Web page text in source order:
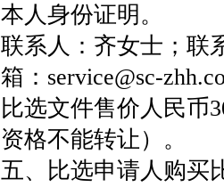
本人身份证明。
联系人：齐女士；联
箱：service@sc-
比选文件售价人民币
资格不能转让）。
五、比选申请人购买